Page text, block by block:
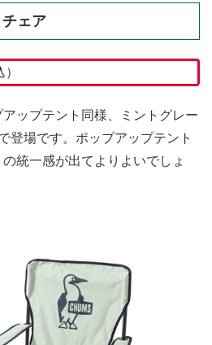
ェア
）
ップテント同様、ミントグレー
登場です。ポップアップテント
統一感が出てよりよいでしょ